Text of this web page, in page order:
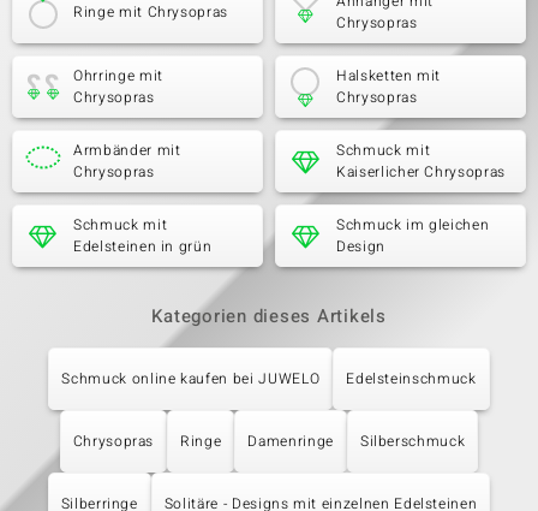
Ringe mit Chrysopras
Chrysopras
Ohrringe mit
Chrysopras
Halsketten mit
Chrysopras
Armbänder mit
Chrysopras
Schmuck mit
Kaiserlicher Chrysopras
Schmuck mit
Edelsteinen in grün
Schmuck im gleichen
Design
Kategorien dieses Artikels
Schmuck online kaufen bei JUWELO Edelsteinschmuck
Chrysopras Ringe Damenringe Silberschmuck
Silberringe Solitäre - Designs mit einzelnen Edelsteinen